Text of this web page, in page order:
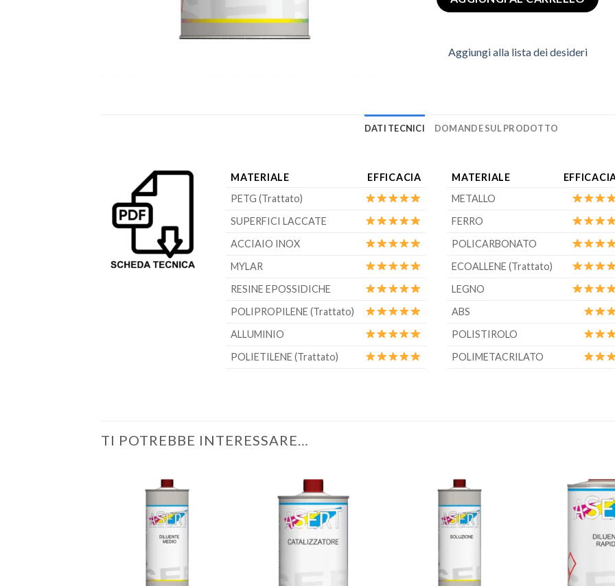
Aggiungi alla lista dei desideri
DATI TECNICI DOMANDE SUL PRODOTTO
MATERIALE EFFICACIA MATERIALE
PETG (Trattato)
METALLO
SUPERFICI LACCATE
FERRO
ACCIAIO INOX
POLICARBONATO
MYLAR
ECOALLENE (Trattato)
RESINE EPOSSIDICHE
LEGNO
POLIPROPILENE (Trattato)
ABS
ALLUMINIO
POLISTIROLO
POLIETILENE (Trattato)
POLIMETACRILATO
TI POTREBBE INTERESSARE…
Aggiungi
alla lista